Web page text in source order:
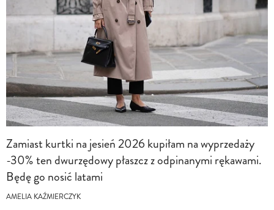
Zamiast kurtki na jesień 2026 kupiłam na wyprzedaży
-30% ten dwurzędowy płaszcz z odpinanymi rękawami.
Będę go nosić latami
AMELIA KAŹMIERCZYK